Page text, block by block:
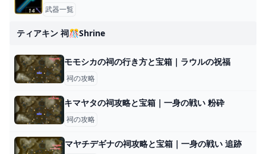
武器一覧
ティアキン 祠🎊shrine
モモシカの祠の行き方と宝箱｜ラウルの祝福
祠の攻略
キマヤタの祠攻略と宝箱｜一身の戦い 粉砕
祠の攻略
マヤチデギナの祠攻略と宝箱｜一身の戦い 追跡